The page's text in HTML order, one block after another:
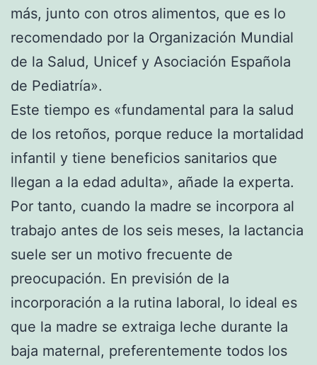
más, junto con otros alimentos, que es lo
recomendado por la Organización Mundial
de la Salud, Unicef y Asociación Española
de Pediatría».
Este tiempo es «fundamental para la salud
de los retoños, porque reduce la mortalidad
infantil y tiene beneficios sanitarios que
llegan a la edad adulta», añade la experta.
Por tanto, cuando la madre se incorpora al
trabajo antes de los seis meses, la lactancia
suele ser un motivo frecuente de
preocupación. En previsión de la
incorporación a la rutina laboral, lo ideal es
que la madre se extraiga leche durante la
baja maternal, preferentemente todos los